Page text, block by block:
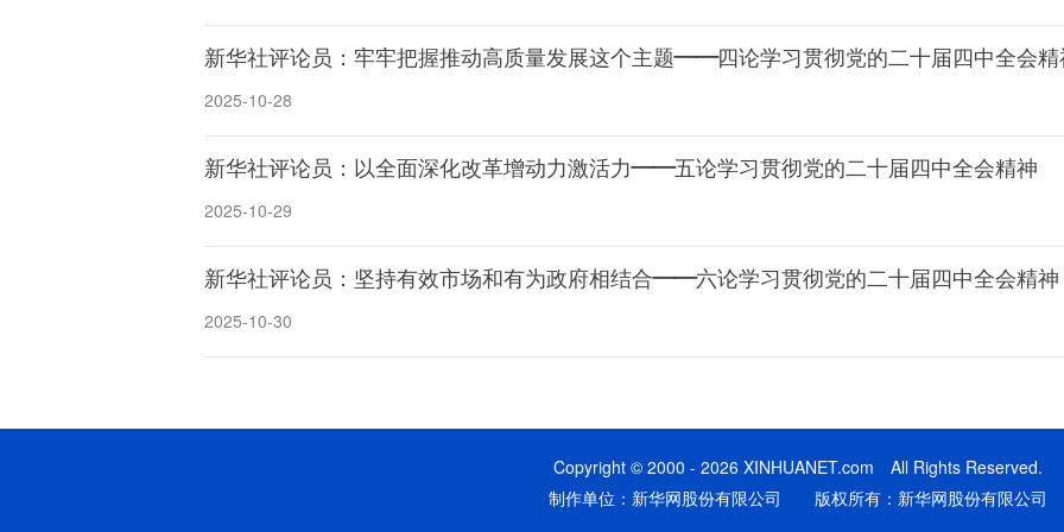
新华社评论员：牢牢把握推动高质量发展这个主题——四论学习贯彻党的二十届四中全会精
2025-10-28
新华社评论员：以全面深化改革增动力激活力——五论学习贯彻党的二十届四中全会精神
2025-10-29
新华社评论员：坚持有效市场和有为政府相结合——六论学习贯彻党的二十届四中全会精神
2025-10-30
Copyright © 2000 - 2026 XINHUANET.com All Rights Reserved.
制作单位：新华网股份有限公司 版权所有：新华网股份有限公司